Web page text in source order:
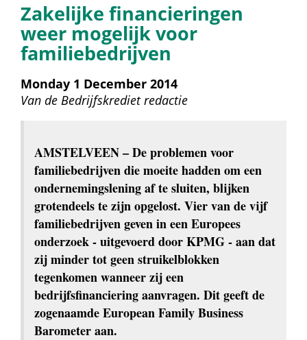
Zakelijke financieringen
weer mogelijk voor
familiebedrijven
Monday 1 December 2014
Van de Bedrijfskrediet redactie
AMSTELVEEN – De problemen voor
familiebedrijven die moeite hadden om een
ondernemingslening af te sluiten, blijken
grotendeels te zijn opgelost. Vier van de vijf
familiebedrijven geven in een Europees
onderzoek - uitgevoerd door KPMG - aan dat
zij minder tot geen struikelblokken
tegenkomen wanneer zij een
bedrijfsfinanciering aanvragen. Dit geeft de
zogenaamde European Family Business
Barometer aan.